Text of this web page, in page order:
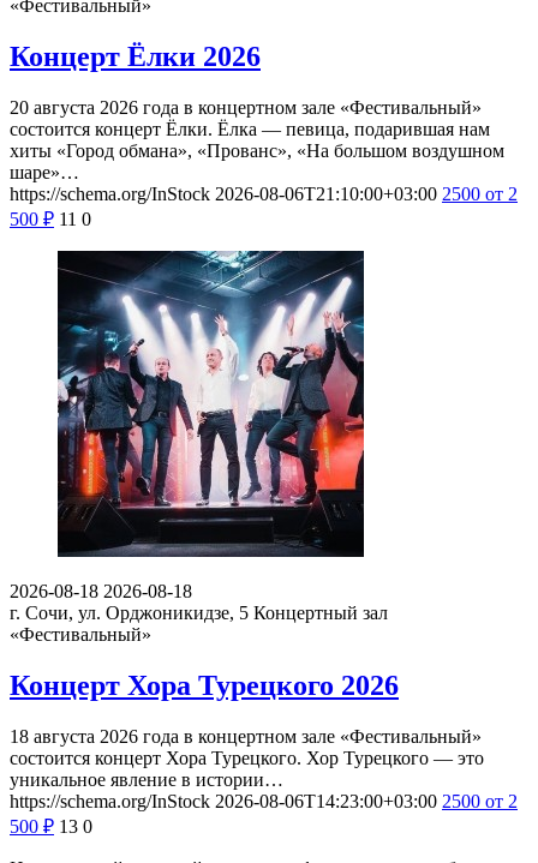
«Фестивальный»
Концерт Ёлки 2026
20 августа 2026 года в концертном зале «Фестивальный»
состоится концерт Ёлки. Ёлка — певица, подарившая нам
хиты «Город обмана», «Прованс», «На большом воздушном
шаре»…
https://schema.org/InStock 2026-08-06T21:10:00+03:00 2500 от 2
500 ₽ 11 0
2026-08-18 2026-08-18
г. Сочи, ул. Орджоникидзе, 5 Концертный зал
«Фестивальный»
Концерт Хора Турецкого 2026
18 августа 2026 года в концертном зале «Фестивальный»
состоится концерт Хора Турецкого. Хор Турецкого — это
уникальное явление в истории…
https://schema.org/InStock 2026-08-06T14:23:00+03:00 2500 от 2
500 ₽ 13 0